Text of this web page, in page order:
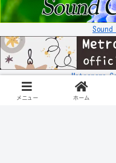
Metronome
リンク先が「
メニュー ホーム